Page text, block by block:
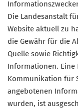
Die Landesanstalt
Website aktuell zu
die Gewähr für die
Quelle sowie
Informationen. Eine
Kommunikation für
angebotenen
wurden, ist